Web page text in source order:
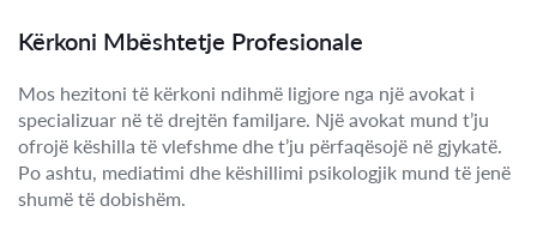
Kërkoni Mbështetje Profesionale
Mos hezitoni të kërkoni ndihmë ligjore nga një avokat i
specializuar në të drejtën familjare. Një avokat mund t’ju
ofrojë këshilla të vlefshme dhe t’ju përfaqësojë në gjykatë.
Po ashtu, mediatimi dhe këshillimi psikologjik mund të jenë
shumë të dobishëm.